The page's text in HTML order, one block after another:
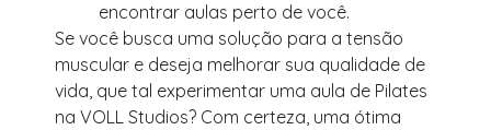
encontrar aulas perto de você.
Se você busca uma solução para a tensão
muscular e deseja melhorar sua qualidade de
vida, que tal experimentar uma aula de Pilates
na VOLL Studios? Com certeza, uma ótima